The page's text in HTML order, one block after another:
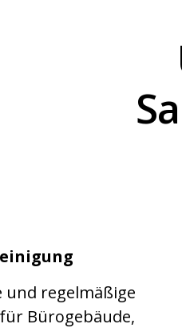
und regelmäßige
Bürogebäude,